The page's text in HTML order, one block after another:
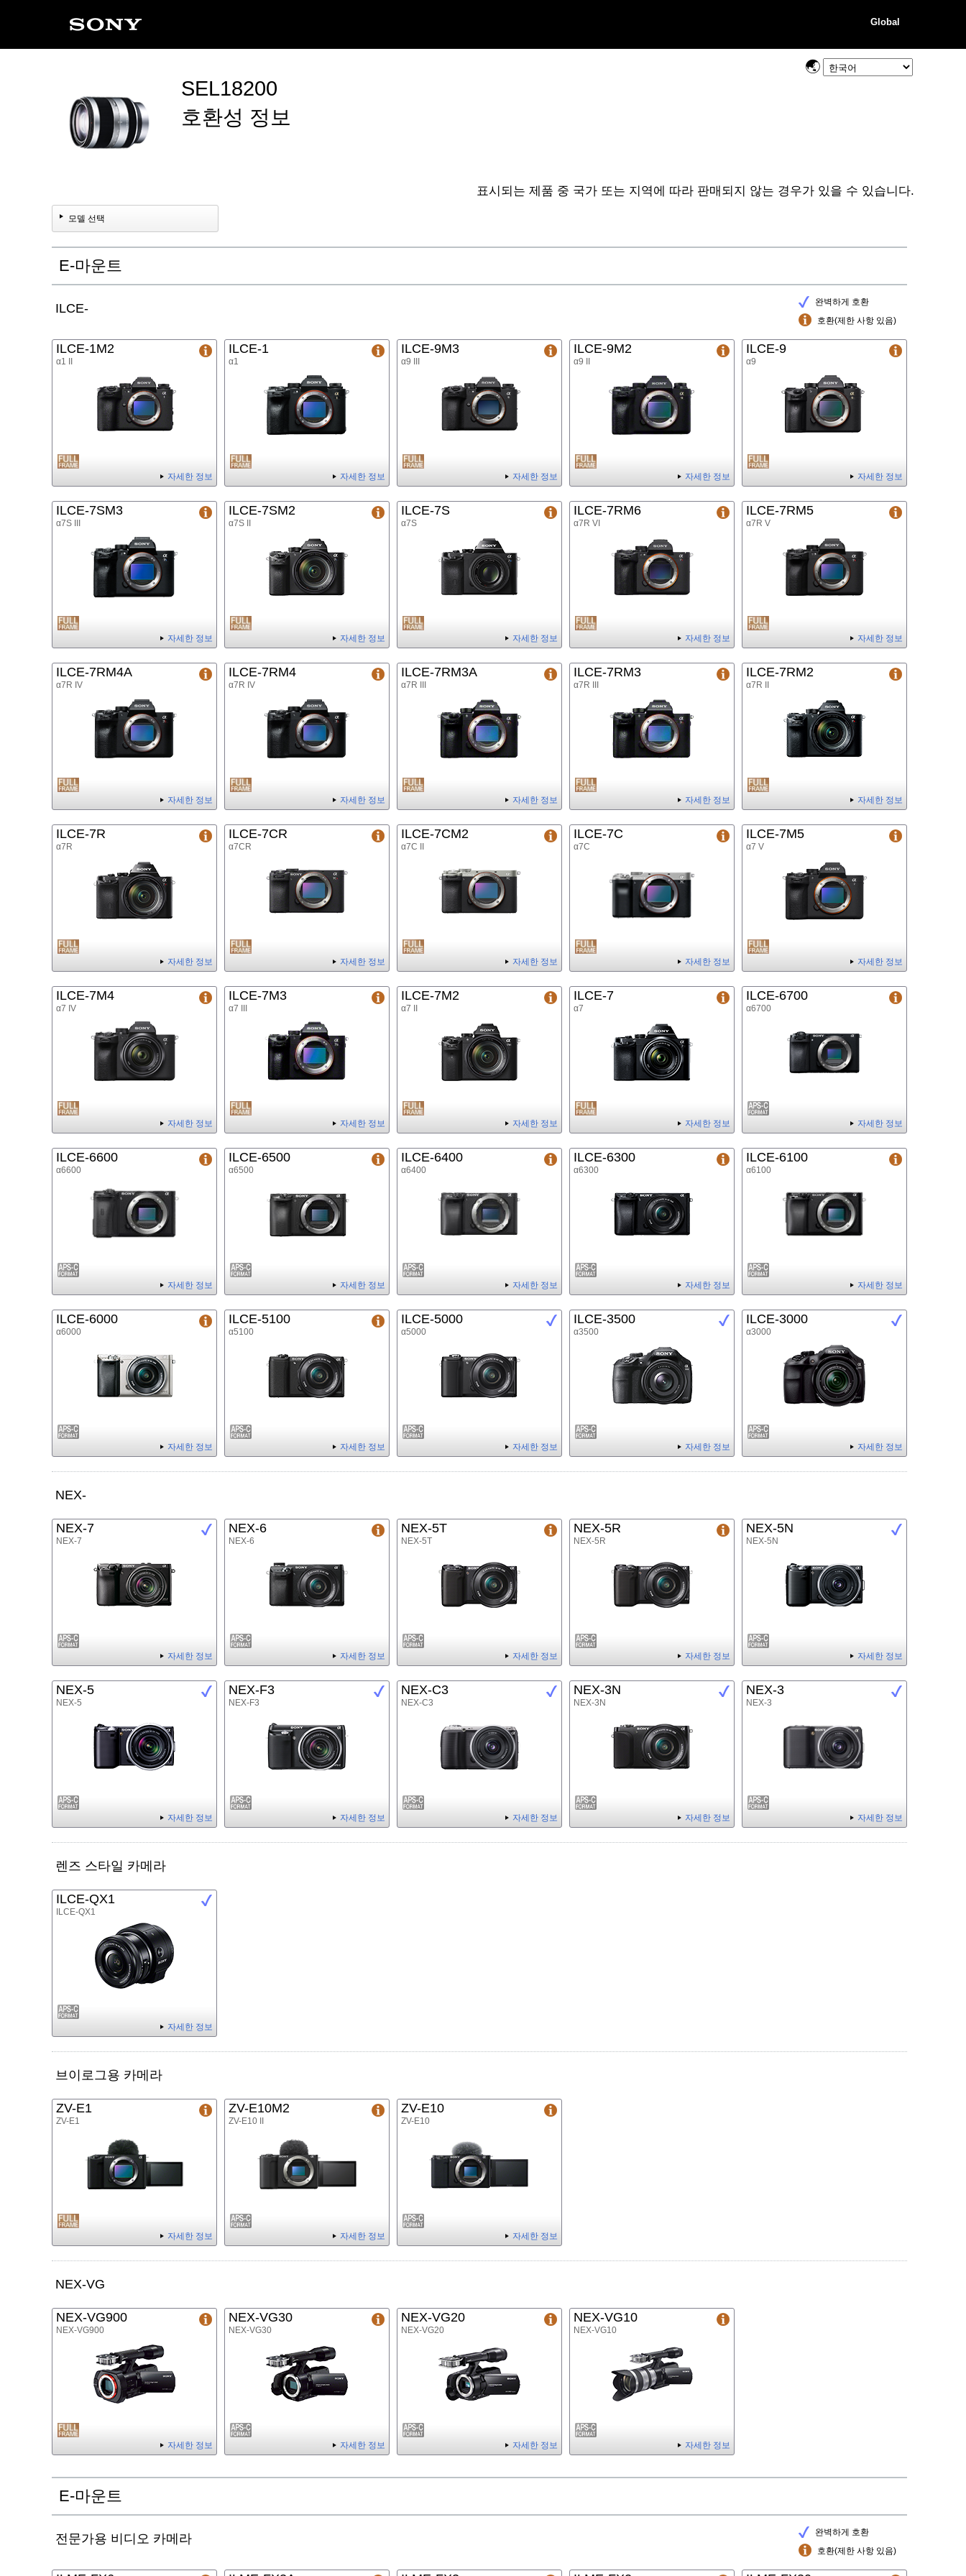
Global
SEL18200
호환성 정보
표시되는 제품 중 국가 또는 지역에 따라 판매되지 않는 경우가 있을 수 있습니다.
모델 선택
E-마운트
완벽하게 호환
호환(제한 사항 있음)
ILCE-
ILCE-1M2
α1 II
자세한 정보
ILCE-1
α1
자세한 정보
ILCE-9M3
α9 III
자세한 정보
ILCE-9M2
α9 II
자세한 정보
ILCE-9
α9
자세한 정보
ILCE-7SM3
α7S III
자세한 정보
ILCE-7SM2
α7S II
자세한 정보
ILCE-7S
α7S
자세한 정보
ILCE-7RM6
α7R VI
자세한 정보
ILCE-7RM5
α7R V
자세한 정보
ILCE-7RM4A
α7R IV
자세한 정보
ILCE-7RM4
α7R IV
자세한 정보
ILCE-7RM3A
α7R III
자세한 정보
ILCE-7RM3
α7R III
자세한 정보
ILCE-7RM2
α7R II
자세한 정보
ILCE-7R
α7R
자세한 정보
ILCE-7CR
α7CR
자세한 정보
ILCE-7CM2
α7C II
자세한 정보
ILCE-7C
α7C
자세한 정보
ILCE-7M5
α7 V
자세한 정보
ILCE-7M4
α7 IV
자세한 정보
ILCE-7M3
α7 III
자세한 정보
ILCE-7M2
α7 II
자세한 정보
ILCE-7
α7
자세한 정보
ILCE-6700
α6700
자세한 정보
ILCE-6600
α6600
자세한 정보
ILCE-6500
α6500
자세한 정보
ILCE-6400
α6400
자세한 정보
ILCE-6300
α6300
자세한 정보
ILCE-6100
α6100
자세한 정보
ILCE-6000
α6000
자세한 정보
ILCE-5100
α5100
자세한 정보
ILCE-5000
α5000
자세한 정보
ILCE-3500
α3500
자세한 정보
ILCE-3000
α3000
자세한 정보
NEX-
NEX-7
NEX-7
자세한 정보
NEX-6
NEX-6
자세한 정보
NEX-5T
NEX-5T
자세한 정보
NEX-5R
NEX-5R
자세한 정보
NEX-5N
NEX-5N
자세한 정보
NEX-5
NEX-5
자세한 정보
NEX-F3
NEX-F3
자세한 정보
NEX-C3
NEX-C3
자세한 정보
NEX-3N
NEX-3N
자세한 정보
NEX-3
NEX-3
자세한 정보
렌즈 스타일 카메라
ILCE-QX1
ILCE-QX1
자세한 정보
브이로그용 카메라
ZV-E1
ZV-E1
자세한 정보
ZV-E10M2
ZV-E10 II
자세한 정보
ZV-E10
ZV-E10
자세한 정보
NEX-VG
NEX-VG900
NEX-VG900
자세한 정보
NEX-VG30
NEX-VG30
자세한 정보
NEX-VG20
NEX-VG20
자세한 정보
NEX-VG10
NEX-VG10
자세한 정보
E-마운트
완벽하게 호환
호환(제한 사항 있음)
전문가용 비디오 카메라